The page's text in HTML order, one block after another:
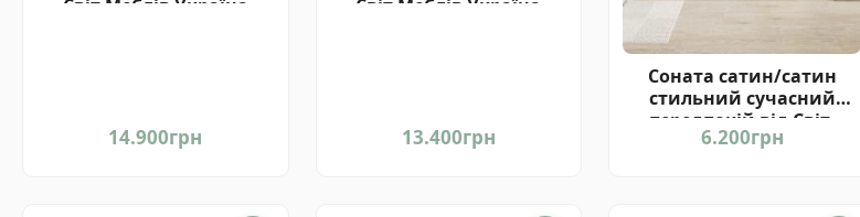
Світ Меблів Україна
14.900грн
Світ Меблів Україна
13.400грн
Соната сатин/сатин
стильний сучасний
передпокій від Світ-
Меблів Україна
6.200грн